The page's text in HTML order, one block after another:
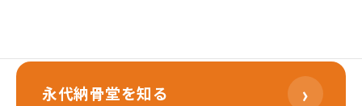
永代納骨堂を知る ›